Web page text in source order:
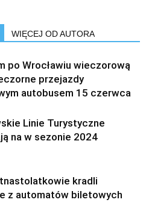
WIĘCEJ OD AUTORA
po Wrocławiu wieczorową
przejazdy
autobusem 15 czerwca
Linie Turystyczne
na w sezonie 2024
kradli
z automatów biletowych